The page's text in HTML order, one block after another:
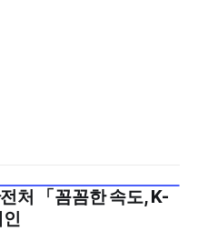
처 「꼼꼼한 속도, K-